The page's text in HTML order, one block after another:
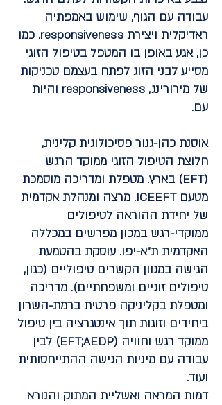
עבודה עם הגוף, שימוש באמפתיה
ראדיקלית ויצירת responsiveness. כמו
כן, אגע באופן בו המטפל בטיפול הזוגי
מסייע לבני הזוג לפתח בעצמם טכניקות
של מירורינג, responsiveness והיות
עם.
אוסנת כהן-גנור פסיכולוגית קלינית,
חלוצת הטיפול הזוגי ממוקד הרגש
(EFT) בארץ. מטפלת ומדריכה מוסמכת
מטעם ICEEFT. מרצה ומנהלת אקדמית
של יחידת ההוראה לטיפולים
ממוקדי-רגש במכון מפרשים במכללה
האקדמית ת"א-יפו. עוסקת בהטמעת
הגישה במגוון הקשרים טיפוליים (כגון,
טיפולים זוגיים ומשפחתיים). מדריכה
ומטפלת בקליניקה פרטית ברמת-השרון
ביחידים וזוגות תוך אינטגרציה בין טיפול
ממוקד רגש וחוויה (EFT;AEDP) לבין
עבודה עם מיניות הגישה ההתייחסותית
ועוד.
דמות המראה ואשליית המתוק והנורא